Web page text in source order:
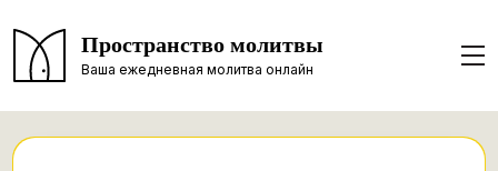
Пространство молитвы
Ваша ежедневная молитва онлайн